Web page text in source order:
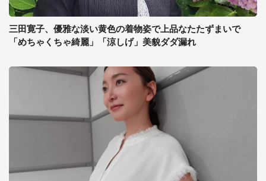
三田寛子、優雅な淡い黄色の着物姿で上品なたたずまいで
「めちゃくちゃ綺麗」「涼しげ」美貌ダダ漏れ